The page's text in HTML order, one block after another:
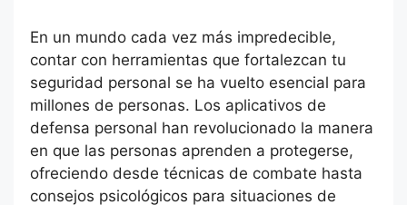
En un mundo cada vez más impredecible,
contar con herramientas que fortalezcan tu
seguridad personal se ha vuelto esencial para
millones de personas. Los aplicativos de
defensa personal han revolucionado la manera
en que las personas aprenden a protegerse,
ofreciendo desde técnicas de combate hasta
consejos psicológicos para situaciones de